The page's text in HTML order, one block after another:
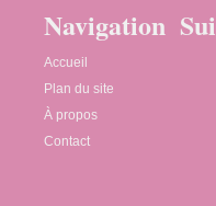
Navigation
Accueil
Plan du site
À propos
Contact